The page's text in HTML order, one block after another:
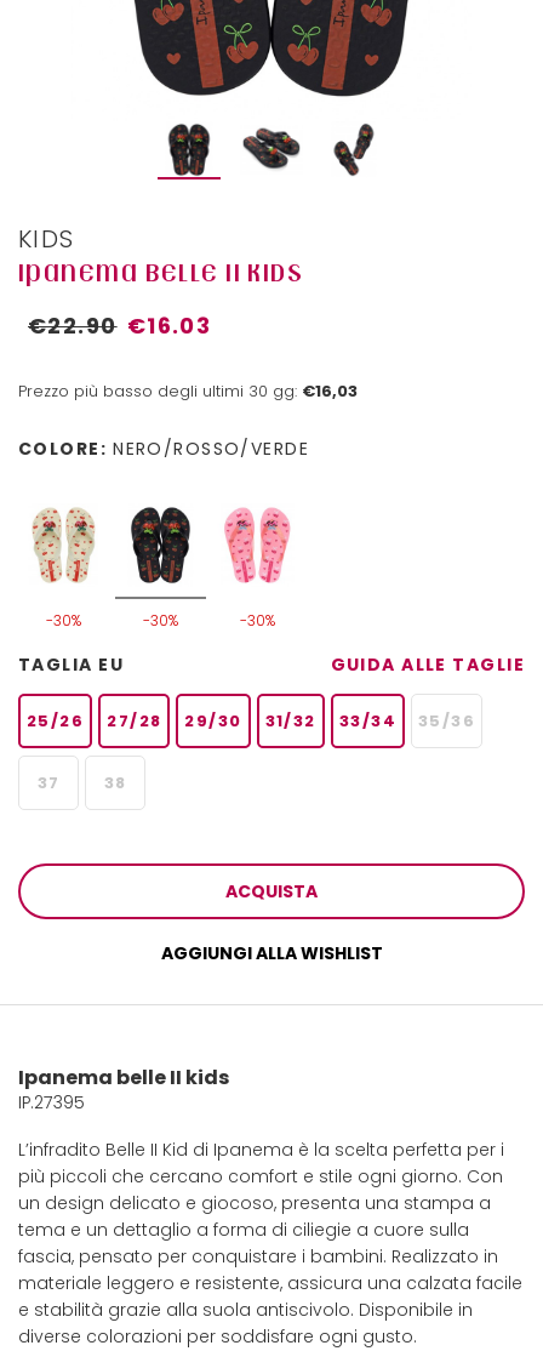
KIDS
IPANEMA BELLE II KIDS
€22.90 €16.03
Prezzo più basso degli ultimi 30 gg: €16,03
COLORE: NERO/ROSSO/VERDE
-30% -30% -30%
TAGLIA EU GUIDA ALLE TAGLIE
25/26 27/28 29/30 31/32 33/34 35/36
37 38
ACQUISTA
AGGIUNGI ALLA WISHLIST
Ipanema belle II kids
IP.27395
L’infradito Belle II Kid di Ipanema è la scelta perfetta per i
più piccoli che cercano comfort e stile ogni giorno. Con
un design delicato e giocoso, presenta una stampa a
tema e un dettaglio a forma di ciliegie a cuore sulla
fascia, pensato per conquistare i bambini. Realizzato in
materiale leggero e resistente, assicura una calzata facile
e stabilità grazie alla suola antiscivolo. Disponibile in
diverse colorazioni per soddisfare ogni gusto.